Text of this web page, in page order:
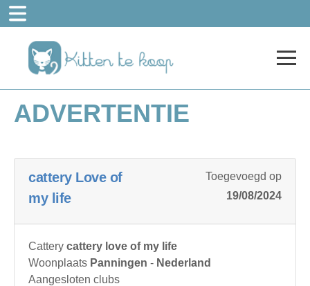
ADVERTENTIE
cattery Love of
my life
Toegevoegd op
19/08/2024
Cattery cattery love of my life
Woonplaats Panningen - Nederland
Aangesloten clubs